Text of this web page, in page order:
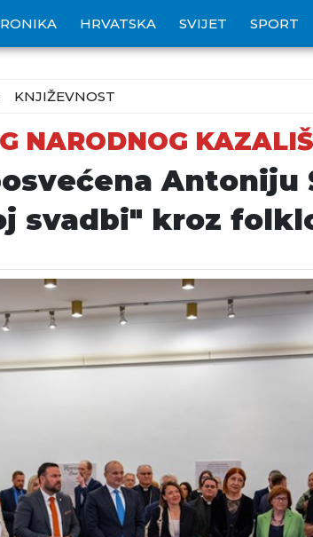
HRVATSKA SVIJET SPORT
KNJIŽEVNOST
NARODNOG
Antoniju
svadbi" kroz